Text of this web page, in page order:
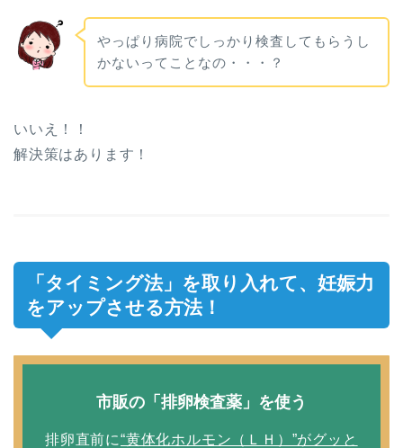
やっぱり病院でしっかり検査してもらうし
かないってことなの・・・？
いいえ！！
解決策はあります！
「タイミング法」を取り入れて、妊娠力
をアップさせる方法！
市販の「排卵検査薬」を使う
排卵直前に“黄体化ホルモン（ＬＨ）”がグッと